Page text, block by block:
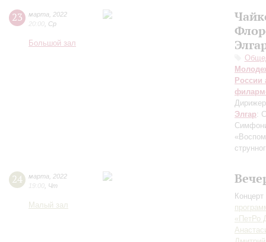
23 марта
2022
20:00 Ср
Большой зал
России
Элгар:
24 марта
2022
19:00 Чт
Малый зал
«ПетРо